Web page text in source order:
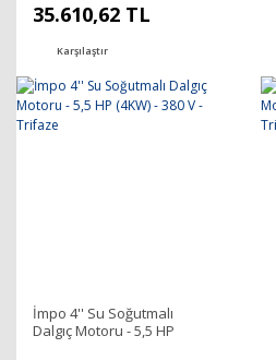
35.610,62 TL
Karşılaştır
İmpo 4'' Su Soğutmalı
Dalgıç Motoru - 5,5 HP